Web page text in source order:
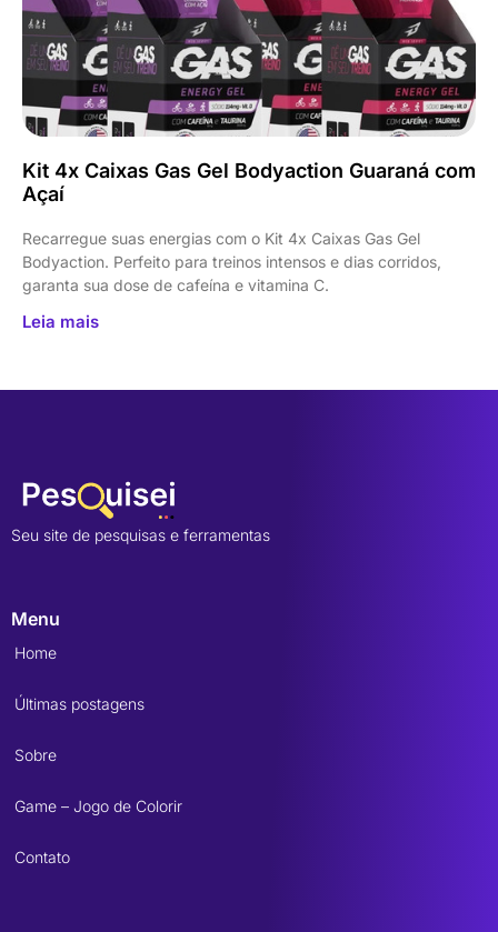
Kit 4x Caixas Gas Gel Bodyaction Guaraná com
Açaí
Recarregue suas energias com o Kit 4x Caixas Gas Gel
Bodyaction. Perfeito para treinos intensos e dias corridos,
garanta sua dose de cafeína e vitamina C.
Leia mais
Seu site de pesquisas e ferramentas
Menu
Home
Últimas postagens
Sobre
Game – Jogo de Colorir
Contato